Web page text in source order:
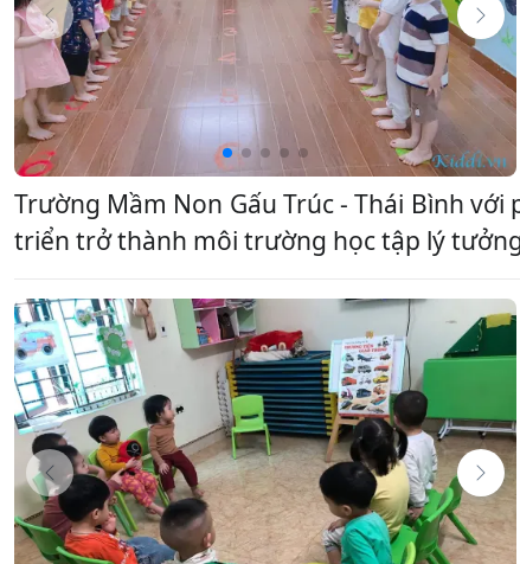
Trường Mầm Non Gấu Trúc - Thái Bình
triển trở thành môi trường học tập lý